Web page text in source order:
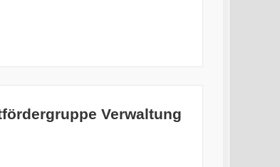
Verwaltung